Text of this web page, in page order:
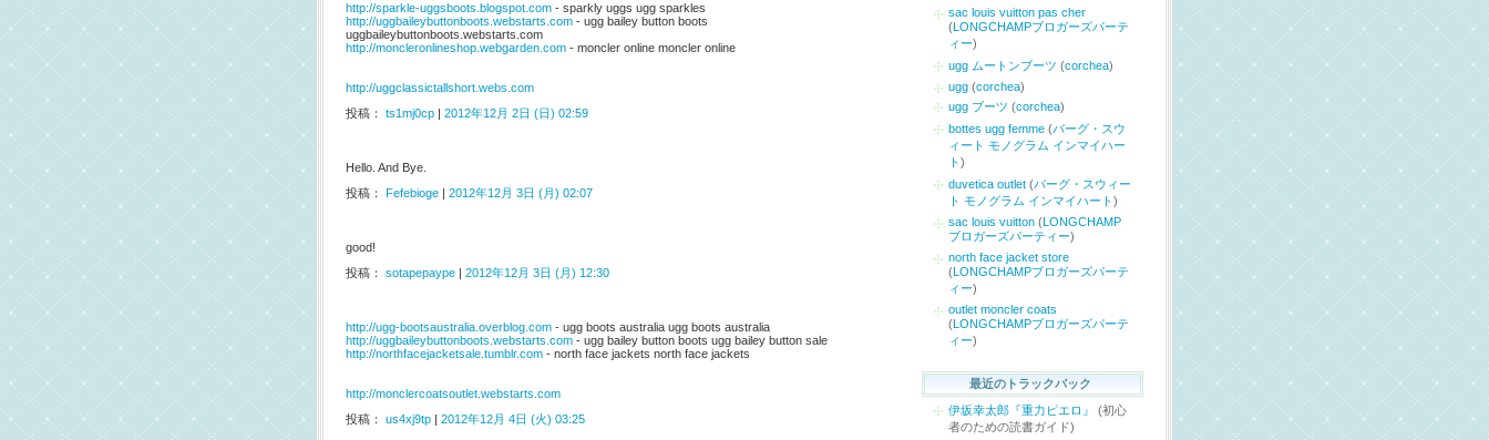
http://sparkle-uggsboots.blogspot.com - sparkly uggs ugg sparkles
http://uggbaileybuttonboots.webstarts.com - ugg bailey button boots
uggbaileybuttonboots.webstarts.com
http://moncleronlineshop.webgarden.com - moncler online moncler online
http://uggclassictallshort.webs.com
投稿： ts1mj0cp | 2012年12月 2日 (日) 02:59
Hello. And Bye.
投稿： Fefebioge | 2012年12月 3日 (月) 02:07
good!
投稿： sotapepaype | 2012年12月 3日 (月) 12:30
http://ugg-bootsaustralia.overblog.com - ugg boots australia ugg boots australia
http://uggbaileybuttonboots.webstarts.com - ugg bailey button boots ugg bailey button sale
http://northfacejacketsale.tumblr.com - north face jackets north face jackets
http://monclercoatsoutlet.webstarts.com
投稿： us4xj9tp | 2012年12月 4日 (火) 03:25
sac louis vuitton pas cher
(LONGCHAMPブロガーズパーテ
ィー)
ugg ムートンブーツ (corchea)
ugg (corchea)
ugg ブーツ (corchea)
bottes ugg femme (バーグ・スウ
ィート モノグラム インマイハー
ト)
duvetica outlet (バーグ・スウィー
ト モノグラム インマイハート)
sac louis vuitton (LONGCHAMP
ブロガーズパーティー)
north face jacket store
(LONGCHAMPブロガーズパーテ
ィー)
outlet moncler coats
(LONGCHAMPブロガーズパーテ
ィー)
最近のトラックバック
伊坂幸太郎『重力ピエロ』
(初心
者のための読書ガイド)